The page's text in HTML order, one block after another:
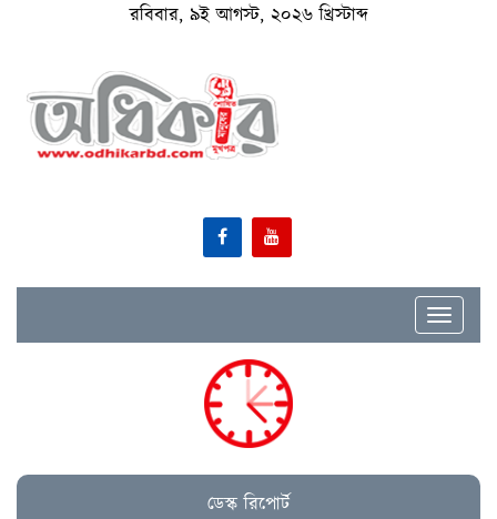
রবিবার, ৯ই আগস্ট, ২০২৬ খ্রিস্টাব্দ
Toggle
ডেস্ক রিপোর্ট